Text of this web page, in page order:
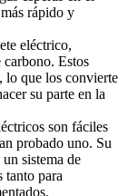
rápido y
eléctrico,
Estos
lo que los convierte
su parte en la
son fáciles
probado uno. Su
sistema de
tanto para